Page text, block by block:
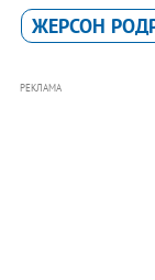
​ЖЕРСОН
РЕКЛАМА